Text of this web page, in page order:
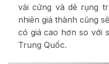
vải cứng và dê rụng
nhiên giá thành cũng
có giá cao hơn so với
Trung Quốc.